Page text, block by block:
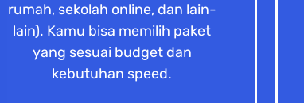
rumah, sekolah online, dan lain-
lain). Kamu bisa memilih paket
yang sesuai budget dan
kebutuhan speed.